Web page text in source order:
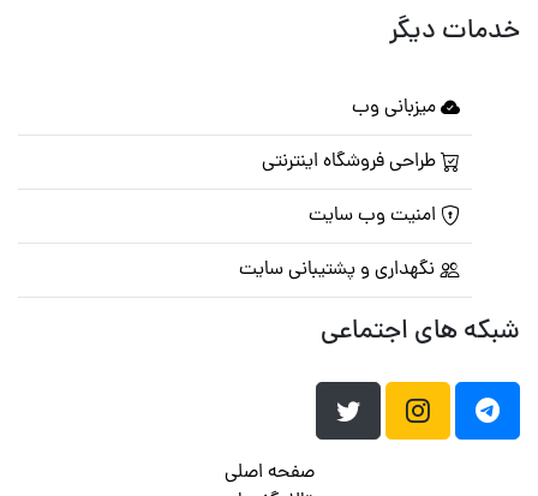
خدمات دیگر
میزبانی وب
طراحی فروشگاه اینترنتی
امنیت وب سایت
نگهداری و پشتیبانی سایت
شبکه های اجتماعی
صفحه اصلی